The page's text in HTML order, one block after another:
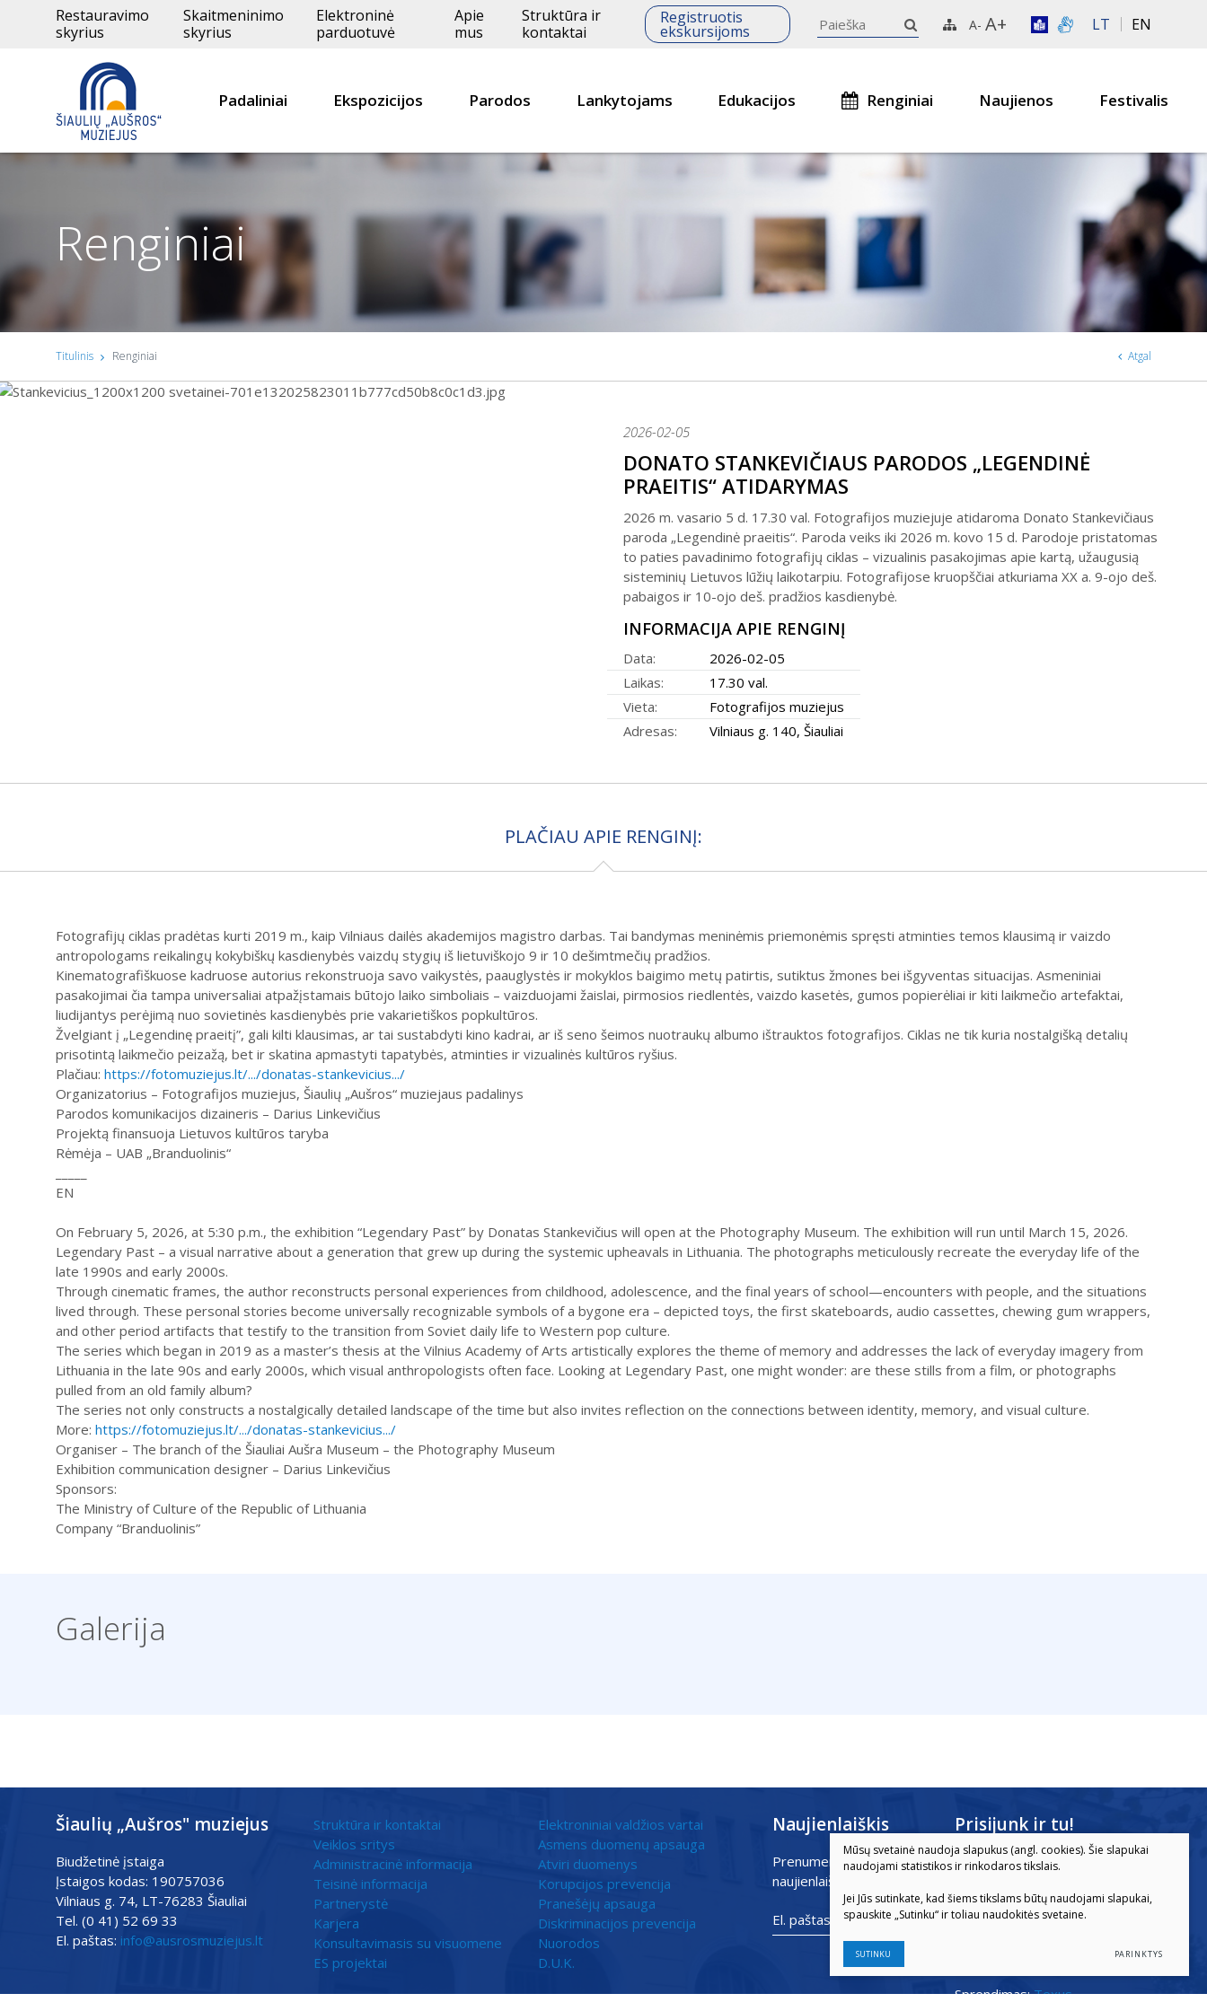
Restauravimo
skyrius
Skaitmeninimo
skyrius
Elektroninė
parduotuvė
Apie
mus
Struktūra ir
kontaktai
Registruotis
ekskursijoms A- A+ LT EN
Padaliniai Ekspozicijos Parodos Lankytojams Edukacijos Renginiai Naujienos Festivalis
Renginiai
Titulinis Renginiai Atgal
2026-02-05
DONATO STANKEVIČIAUS PARODOS „LEGENDINĖ
PRAEITIS“ ATIDARYMAS
2026 m. vasario 5 d. 17.30 val. Fotografijos muziejuje atidaroma Donato Stankevičiaus
paroda „Legendinė praeitis“. Paroda veiks iki 2026 m. kovo 15 d. Parodoje pristatomas
to paties pavadinimo fotografijų ciklas – vizualinis pasakojimas apie kartą, užaugusią
sisteminių Lietuvos lūžių laikotarpiu. Fotografijose kruopščiai atkuriama XX a. 9-ojo deš.
pabaigos ir 10-ojo deš. pradžios kasdienybė.
INFORMACIJA APIE RENGINĮ
Data:
2026-02-05
Laikas:
17.30 val.
Vieta:
Fotografijos muziejus
Adresas:
Vilniaus g. 140, Šiauliai
PLAČIAU APIE RENGINĮ:
Fotografijų ciklas pradėtas kurti 2019 m., kaip Vilniaus dailės akademijos magistro darbas. Tai bandymas meninėmis priemonėmis spręsti atminties temos klausimą ir vaizdo
antropologams reikalingų kokybiškų kasdienybės vaizdų stygių iš lietuviškojo 9 ir 10 dešimtmečių pradžios.
Kinematografiškuose kadruose autorius rekonstruoja savo vaikystės, paauglystės ir mokyklos baigimo metų patirtis, sutiktus žmones bei išgyventas situacijas. Asmeniniai
pasakojimai čia tampa universaliai atpažįstamais būtojo laiko simboliais – vaizduojami žaislai, pirmosios riedlentės, vaizdo kasetės, gumos popierėliai ir kiti laikmečio artefaktai,
liudijantys perėjimą nuo sovietinės kasdienybės prie vakarietiškos popkultūros.
Žvelgiant į „Legendinę praeitį”, gali kilti klausimas, ar tai sustabdyti kino kadrai, ar iš seno šeimos nuotraukų albumo ištrauktos fotografijos. Ciklas ne tik kuria nostalgišką detalių
prisotintą laikmečio peizažą, bet ir skatina apmastyti tapatybės, atminties ir vizualinės kultūros ryšius.
Plačiau: https://fotomuziejus.lt/.../donatas-stankevicius.../
Organizatorius – Fotografijos muziejus, Šiaulių „Aušros“ muziejaus padalinys
Parodos komunikacijos dizaineris – Darius Linkevičius
Projektą finansuoja Lietuvos kultūros taryba
Rėmėja – UAB „Branduolinis“
EN
On February 5, 2026, at 5:30 p.m., the exhibition “Legendary Past” by Donatas Stankevičius will open at the Photography Museum. The exhibition will run until March 15, 2026.
Legendary Past – a visual narrative about a generation that grew up during the systemic upheavals in Lithuania. The photographs meticulously recreate the everyday life of the
late 1990s and early 2000s.
Through cinematic frames, the author reconstructs personal experiences from childhood, adolescence, and the final years of school—encounters with people, and the situations
lived through. These personal stories become universally recognizable symbols of a bygone era – depicted toys, the first skateboards, audio cassettes, chewing gum wrappers,
and other period artifacts that testify to the transition from Soviet daily life to Western pop culture.
The series which began in 2019 as a master’s thesis at the Vilnius Academy of Arts artistically explores the theme of memory and addresses the lack of everyday imagery from
Lithuania in the late 90s and early 2000s, which visual anthropologists often face. Looking at Legendary Past, one might wonder: are these stills from a film, or photographs
pulled from an old family album?
The series not only constructs a nostalgically detailed landscape of the time but also invites reflection on the connections between identity, memory, and visual culture.
More: https://fotomuziejus.lt/.../donatas-stankevicius.../
Organiser – The branch of the Šiauliai Aušra Museum – the Photography Museum
Exhibition communication designer – Darius Linkevičius
Sponsors:
The Ministry of Culture of the Republic of Lithuania
Company “Branduolinis”
Galerija
Šiaulių „Aušros" muziejus
Biudžetinė įstaiga
Įstaigos kodas: 190757036
Vilniaus g. 74, LT-76283 Šiauliai
Tel. (0 41) 52 69 33
El. paštas: info@ausrosmuziejus.lt
Struktūra ir kontaktai
Veiklos sritys
Administracinė informacija
Teisinė informacija
Partnerystė
Karjera
Konsultavimasis su visuomene
ES projektai
Elektroniniai valdžios vartai
Asmens duomenų apsauga
Atviri duomenys
Korupcijos prevencija
Pranešėjų apsauga
Diskriminacijos prevencija
Nuorodos
D.U.K.
Naujienlaiškis
Prenumeruokite mūsų
naujienlaiškį dabar!

Prisijunk ir tu!
© 2026. Visos teisės saugomos
Sprendimas:Texus
Mūsų svetainė naudoja slapukus (angl. cookies). Šie slapukai
naudojami statistikos ir rinkodaros tikslais.
Jei Jūs sutinkate, kad šiems tikslams būtų naudojami slapukai,
spauskite „Sutinku“ ir toliau naudokitės svetaine.
SUTINKU PARINKTYS